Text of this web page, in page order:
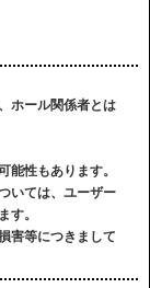
ホール関係者とは
能性もあります。
いては、ユーザー
す。
害等につきまして